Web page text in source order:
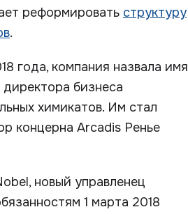
реформировать структуру
.
года, компания назвала имя
бизнеса
химикатов. Им стал
концерна Arcadis Ренье
новый управленец
1 марта 2018